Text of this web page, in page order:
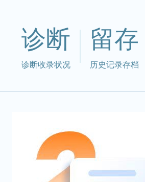
诊断
诊断收录状况
留存
历史记录存档